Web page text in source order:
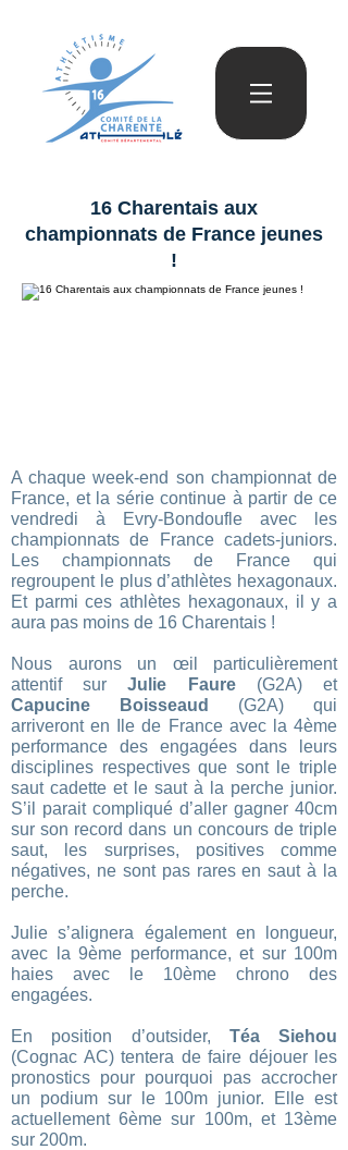
16 Charentais aux
championnats de France jeunes
!
A chaque week-end son championnat de
France, et la série continue à partir de ce
vendredi à Evry-Bondoufle avec les
championnats de France cadets-juniors.
Les championnats de France qui
regroupent le plus d’athlètes hexagonaux.
Et parmi ces athlètes hexagonaux, il y a
aura pas moins de 16 Charentais !
Nous aurons un œil particulièrement
attentif surJulie Faure(G2A) et
Capucine Boisseaud (G2A) qui
arriveront en Ile de France avec la 4ème
performance des engagées dans leurs
disciplines respectives que sont le triple
saut cadette et le saut à la perche junior.
S’il parait compliqué d’aller gagner 40cm
sur son record dans un concours de triple
saut, les surprises, positives comme
négatives, ne sont pas rares en saut à la
perche.
Julie s’alignera également en longueur,
avec la 9ème performance, et sur 100m
haies avec le 10ème chrono des
engagées.
En position d’outsider, Téa Siehou
(Cognac AC) tentera de faire déjouer les
pronostics pour pourquoi pas accrocher
un podium sur le 100m junior. Elle est
actuellement 6ème sur 100m, et 13ème
sur 200m.